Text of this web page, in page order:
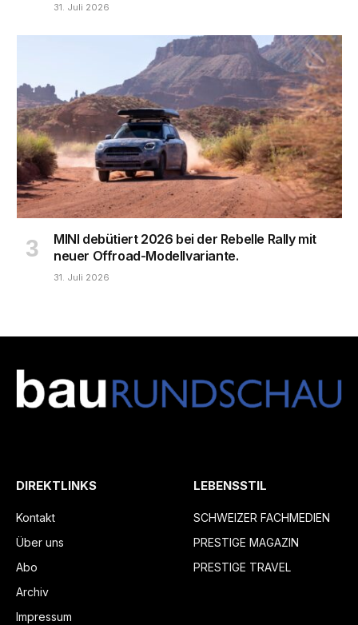
31. Juli 2026
MINI debütiert 2026 bei der Rebelle Rally mit
neuer Offroad-Modellvariante.
31. Juli 2026
DIREKTLINKS
Kontakt
Über uns
Abo
Archiv
Impressum
LEBENSSTIL
SCHWEIZER FACHMEDIEN
PRESTIGE MAGAZIN
PRESTIGE TRAVEL